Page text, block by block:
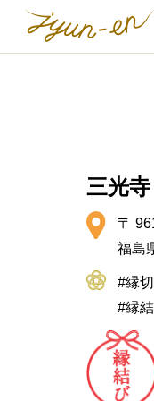
三光寺
〒
福島
#縁切
#縁